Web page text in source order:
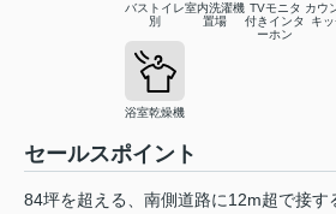
バストイレ
別
室内洗濯機
置場
TVモニタ
付きインタ
ーホン
カウ
キ
浴室乾燥機
セールスポイント
84坪を超える、南側道路に12m超で接す